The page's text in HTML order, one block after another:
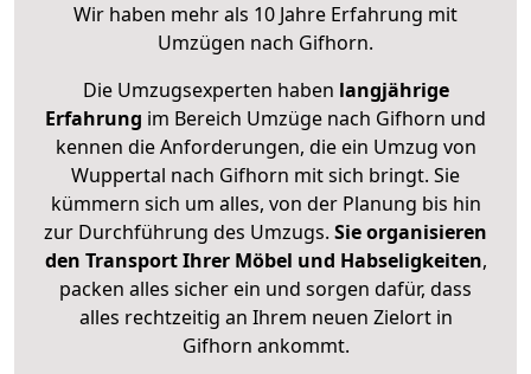
Wir haben mehr als 10 Jahre Erfahrung mit
Umzügen nach Gifhorn.
Die Umzugsexperten haben langjährige
Erfahrung im Bereich Umzüge nach Gifhorn und
kennen die Anforderungen, die ein Umzug von
Wuppertal nach Gifhorn mit sich bringt. Sie
kümmern sich um alles, von der Planung bis hin
zur Durchführung des Umzugs. Sie organisieren
den Transport Ihrer Möbel und Habseligkeiten,
packen alles sicher ein und sorgen dafür, dass
alles rechtzeitig an Ihrem neuen Zielort in
Gifhorn ankommt.